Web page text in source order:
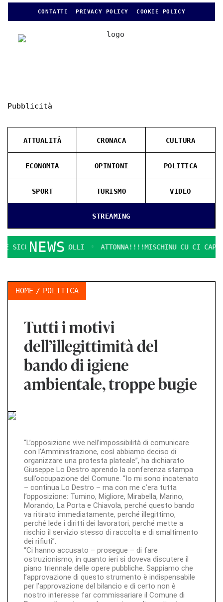
CONTATTI PRIVACY POLICY COOKIE POLICY
Pubblicità
STREAMING
ATTUALITÀ CRONACA CULTURA
ECONOMIA OPINIONI POLITICA
SPORT TURISMO VIDEO
NEWS
E CONTROLLI ATTONNA!!!!MISCHINU CU CI CAPITAU.
HOME POLITICA
Tutti i motivi
dell’illegittimità del
bando di igiene
ambientale, troppe bugie
“L’opposizione vive nell’impossibilità di comunicare
con l’Amministrazione, così abbiamo deciso di
organizzare una protesta plateale”, ha dichiarato
Giuseppe Lo Destro aprendo la conferenza stampa
sull’occupazione del Comune. “Io mi sono incatenato
– continua Lo Destro – ma con me c’era tutta
l’opposizione: Tumino, Migliore, Mirabella, Marino,
Morando, La Porta e Chiavola, perché questo bando
va ritirato immediatamente, perché illegittimo,
perché lede i diritti dei lavoratori, perché mette a
rischio il servizio stesso di raccolta e di smaltimento
dei rifiuti”.
“Ci hanno accusato – prosegue – di fare
ostruzionismo, in quanto ieri si doveva discutere il
piano triennale delle opere pubbliche. Sappiamo che
l’approvazione di questo strumento è indispensabile
per l’approvazione del bilancio e di certo non è
nostro interesse far commissariare il Comune di